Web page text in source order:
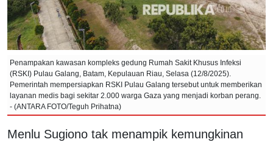
Penampakan kawasan kompleks gedung Rumah Sakit Khusus Infeksi
(RSKI) Pulau Galang, Batam, Kepulauan Riau, Selasa (12/8/2025).
Pemerintah mempersiapkan RSKI Pulau Galang tersebut untuk memberikan
layanan medis bagi sekitar 2.000 warga Gaza yang menjadi korban perang.
- (ANTARA FOTO/Teguh Prihatna)
Menlu Sugiono tak menampik kemungkinan